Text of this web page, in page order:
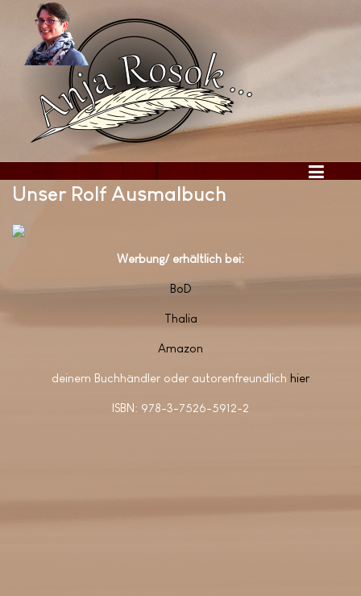
Unser Rolf Ausmalbuch
Werbung/ erhältlich bei:
BoD
Thalia
Amazon
deinem Buchhändler oder autorenfreundlich hier
ISBN: 978-3-7526-5912-2